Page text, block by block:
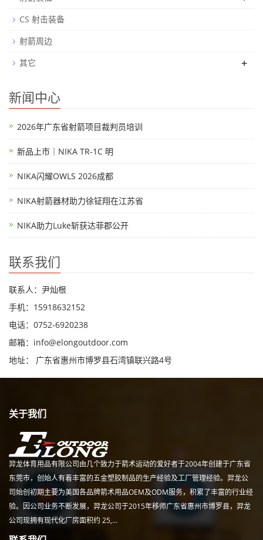
CS 射击装备
射箭周边
其它
+
新闻中心
2026年广东省射箭项目裁判员培训
新品上市｜NIKA TR-1C 明
NIKA闪耀OWLS 2026成都
NIKA射箭器材助力徐钲翔在江苏省
NIKA助力Luke斩获达菲郡公开
联系我们
联系人：尹灿根
手机：15918632152
电话：0752-6920238
邮箱： info@elongoutdoor.com
地址： 广东省惠州市博罗县石湾镇联兴路4号
关于我们
羿龙体育用品有限公司由几个致力于箭术运动的爱好者于2004年创建于广东省
东莞市，创始人有着丰富的五金塑胶制品的生产经验及工厂管理经验。羿龙公
司始创初期主要为美国各品牌箭术用品OEM及ODM服务，积累了丰富的行业经
验。因公司业务不断发展，羿龙公司于2015年移师广东省惠州市博罗县，羿龙
公司现拥有现代化厂房面积约 25,...